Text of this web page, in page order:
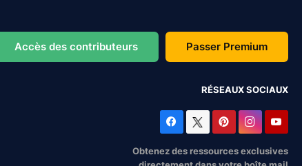
Accès des contributeurs Passer Premium
RÉSEAUX SOCIAUX
Obtenez des ressources exclusives